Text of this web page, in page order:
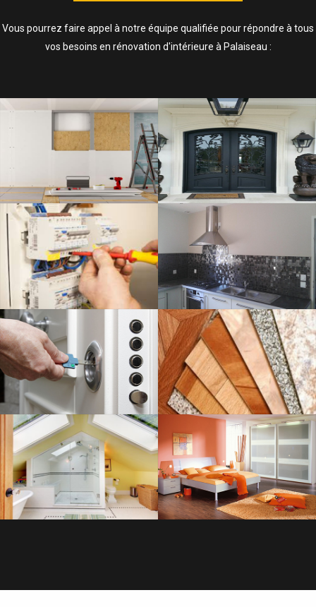
Vous pourrez faire appel à notre équipe qualifiée pour répondre à tous
vos besoins en rénovation d'intérieure à Palaiseau :
ISOLATION, CLOISONS ET FAUX
PLAFOND
ELECTRICITÉ
SAVOIR PLUS
SERRURERIE
SAVOIR PLUS
PLOMBERIE
SAVOIR PLUS